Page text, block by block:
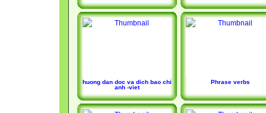
huong dan doc va dich bao chi
anh -viet
Phrase verbs